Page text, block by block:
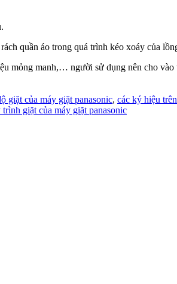
quần áo trong quá trình kéo xoáy của
mỏng manh,… người sử dụng nên cho
giặt của máy giặt panasonic, các ký hiệu
trình giặt của máy giặt panasonic